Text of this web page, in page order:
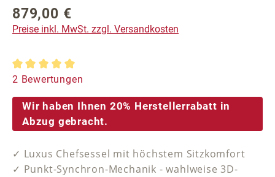
Regulärer Preis:
879,00 €
Preise inkl. MwSt. zzgl. Versandkosten
Durchschnittliche Bewertung von 5 von 5 Sternen
2 Bewertungen
Wir haben Ihnen 20% Herstellerrabatt in
Abzug gebracht.
✓ Luxus Chefsessel mit höchstem Sitzkomfort
✓ Punkt-Synchron-Mechanik - wahlweise 3D-